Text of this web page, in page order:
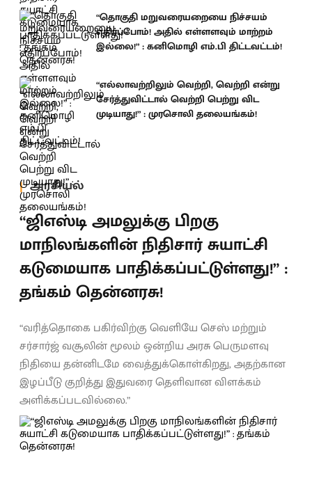
“தொகுதி மறுவரையறையை நிச்சயம்
எதிர்ப்போம்! அதில் எள்ளளவும் மாற்றம்
இல்லை!” : கனிமொழி எம்.பி திட்டவட்டம்!
“எல்லாவற்றிலும் வெற்றி, வெற்றி என்று
சேர்த்துவிட்டால் வெற்றி பெற்று விட
முடியாது!” : முரசொலி தலையங்கம்!
அரசியல்
“ஜிஎஸ்டி அமலுக்கு பிறகு
மாநிலங்களின் நிதிசார் சுயாட்சி
கடுமையாக பாதிக்கப்பட்டுள்ளது!” :
தங்கம் தென்னரசு!
“வரித்தொகை பகிர்விற்கு வெளியே செஸ் மற்றும்
சர்சார்ஜ் வசூலின் மூலம் ஒன்றிய அரசு பெருமளவு
நிதியை தன்னிடமே வைத்துக்கொள்கிறது, அதற்கான
இழப்பீடு குறித்து இதுவரை தெளிவான விளக்கம்
அளிக்கப்படவில்லை.”